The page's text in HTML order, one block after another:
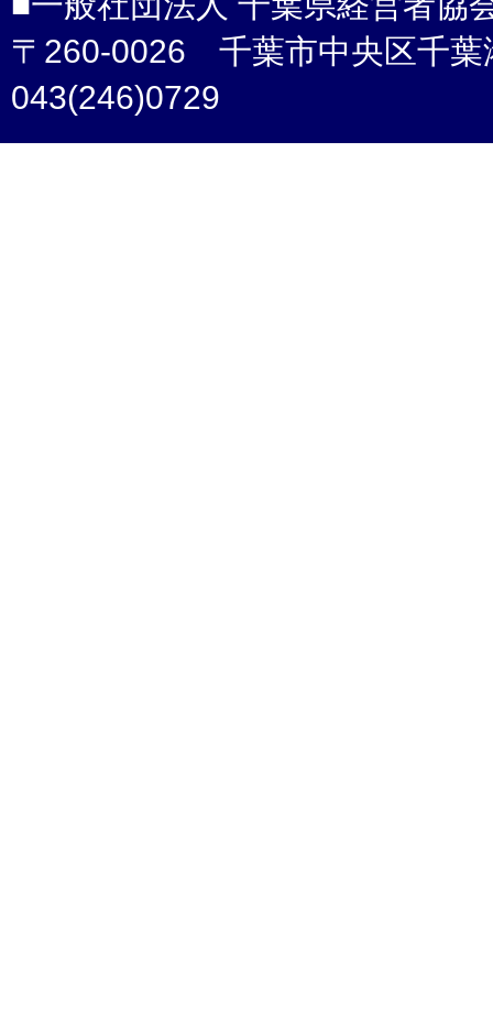
〒260-0026 千葉市中央区千葉
043(246)0729